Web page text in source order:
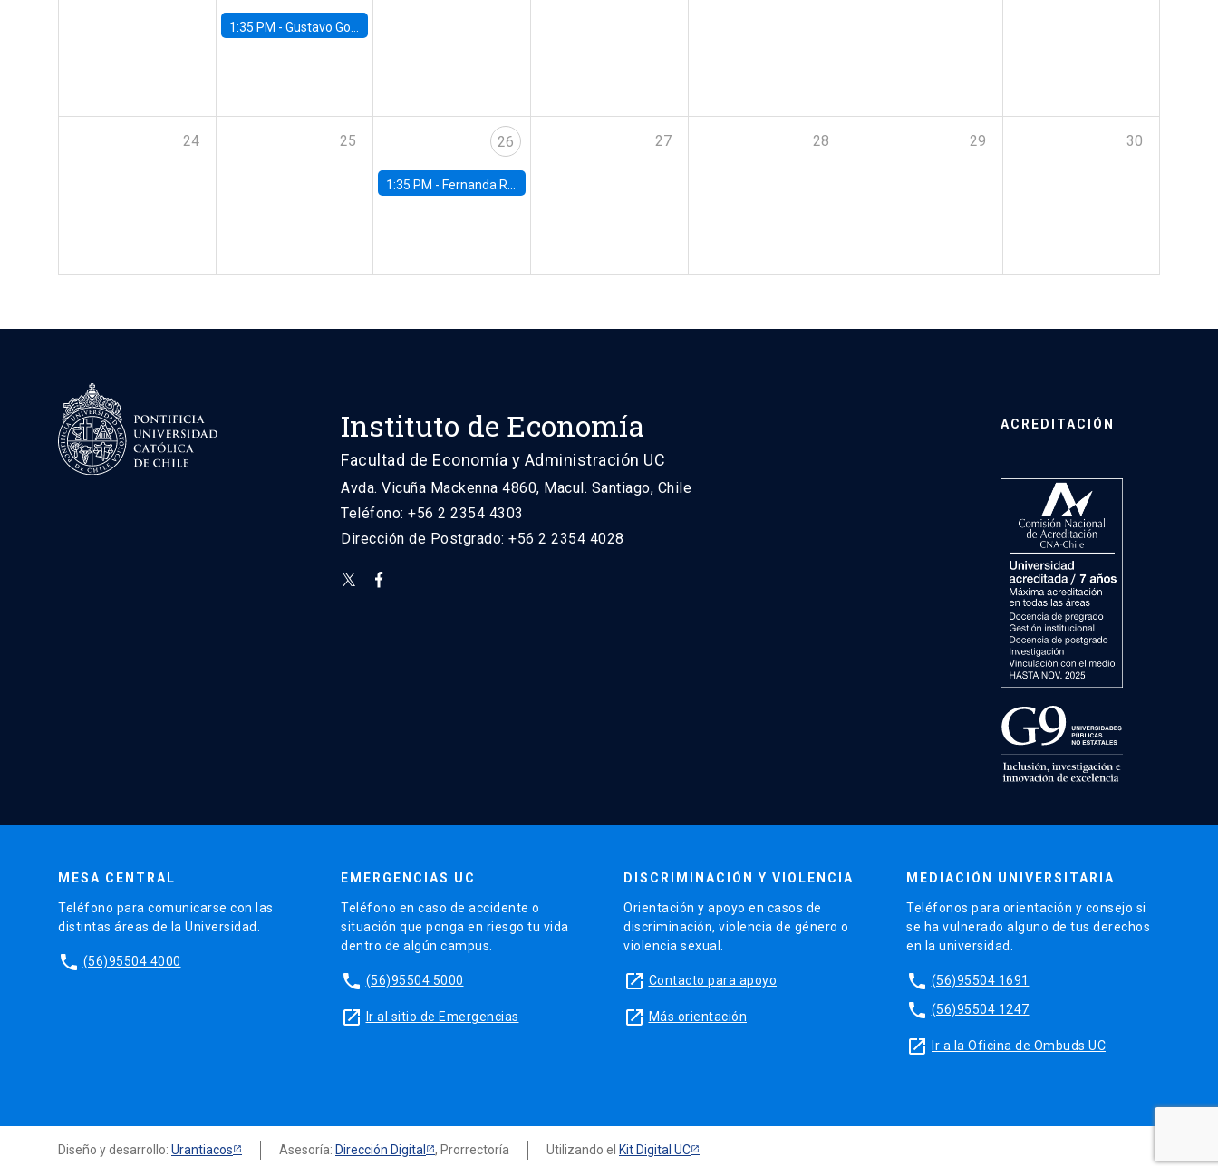
1:35 PM - Gustavo González, Banco Central de Chile
24 25 26
1:35 PM - Fernanda Rojas Ampuero, University of Wisconsin-Madison
27 28 29 30
Instituto de Economía
Facultad de Economía y Administración UC
Avda. Vicuña Mackenna 4860, Macul. Santiago, Chile
Teléfono: +56 2 2354 4303
Dirección de Postgrado: +56 2 2354 4028
ACREDITACIÓN
MESA CENTRAL
Teléfono para comunicarse con las
distintas áreas de la Universidad.
phone (56)95504 4000
EMERGENCIAS UC
Teléfono en caso de accidente o
situación que ponga en riesgo tu vida
dentro de algún campus.
phone (56)95504 5000
launch Ir al sitio de Emergencias
DISCRIMINACIÓN Y VIOLENCIA
Orientación y apoyo en casos de
discriminación, violencia de género o
violencia sexual.
launch Contacto para apoyo
launch Más orientación
MEDIACIÓN UNIVERSITARIA
Teléfonos para orientación y consejo si
se ha vulnerado alguno de tus derechos
en la universidad.
phone (56)95504 1691
phone (56)95504 1247
launch Ir a la Oficina de Ombuds UC
Diseño y desarrollo: Urantiacos Asesoría: Dirección Digital , Prorrectoría Utilizando el Kit Digital UC